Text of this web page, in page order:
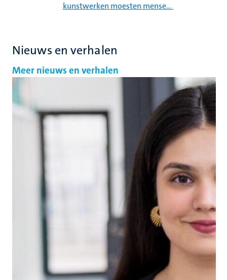
kunstwerken moesten mense…
Nieuws en verhalen
Meer nieuws en verhalen